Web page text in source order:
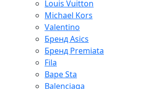
Louis Vuitton
Michael Kors
Valentino
Бренд Asics
Бренд Premiata
Fila
Bape Sta
Balenciaga